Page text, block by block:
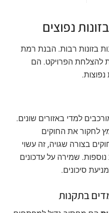
נפוצים
בזונות רבות. הבנת רמת
להצלחת הפרויקט. הם
למדי באזורים שונים.
לחקור את החוקים
בצורה שגויה, זה עשוי
נוספות. שמירה על עדכונים
סיכונים.
בתקנות